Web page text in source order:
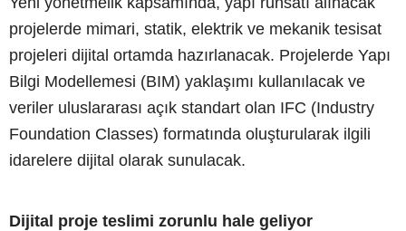
projelerde mimari, statik, elektrik ve mekanik tesisat
projeleri dijital ortamda hazırlanacak. Projelerde Yapı
Bilgi Modellemesi (BIM) yaklaşımı kullanılacak ve
veriler uluslararası açık standart olan IFC (Industry
Foundation Classes) formatında oluşturularak ilgili
idarelere dijital olarak sunulacak.
Dijital proje teslimi zorunlu hale geliyor